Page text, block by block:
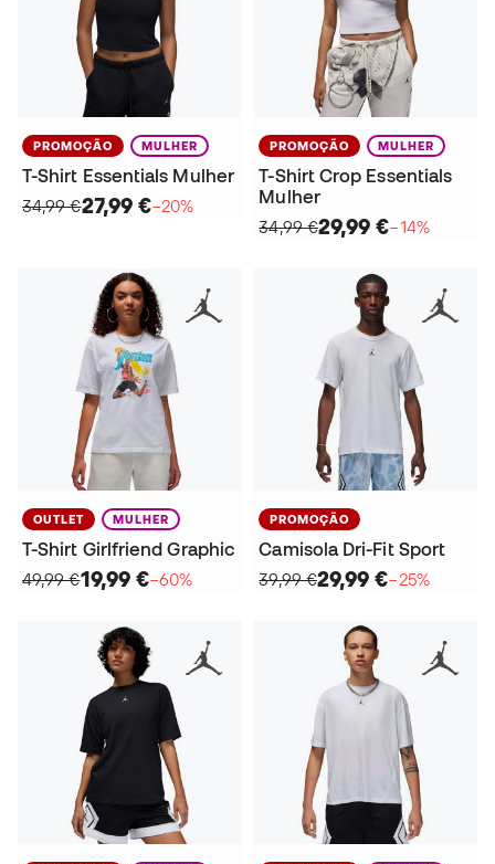
PROMOÇÃO MULHER
T-Shirt Essentials Mulher
34,99 €27,99 €−20%
PROMOÇÃO MULHER
T-Shirt Crop Essentials
Mulher
34,99 €29,99 €−14%
OUTLET MULHER
T-Shirt Girlfriend Graphic
49,99 €19,99 €−60%
PROMOÇÃO
Camisola Dri-Fit Sport
39,99 €29,99 €−25%